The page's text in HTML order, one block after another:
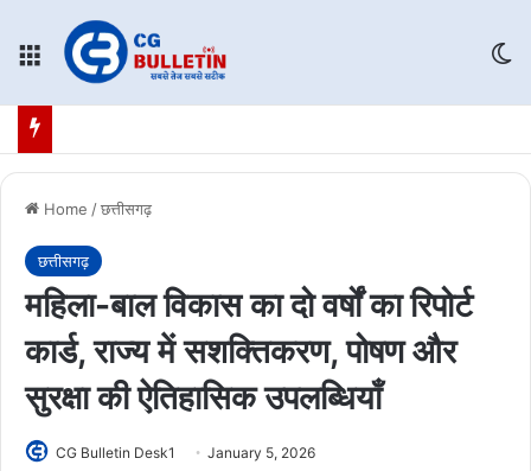
Menu
Home /छत्तीसगढ़
छत्तीसगढ़
महिला-बाल विकास का दो वर्षों का रिपोर्ट
कार्ड, राज्य में सशक्तिकरण, पोषण और
सुरक्षा की ऐतिहासिक उपलब्धियाँ
CG Bulletin Desk1 January 5, 2026